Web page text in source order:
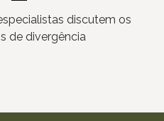
discutem os
de divergência